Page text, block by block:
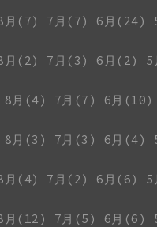
月(7) 7月(7) 6月(24)
月(2) 7月(3) 6月(2) 5
8月(4) 7月(7) 6月(10)
8月(3) 7月(3) 6月(4)
月(4) 7月(2) 6月(6) 5
月(12) 7月(5) 6月(6)